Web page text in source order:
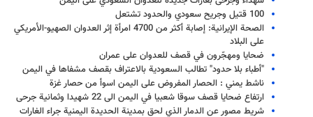
100 قتيل وجريح سعودي والحدود تشتعل
الصحة الإيرانية: إصابة أكثر من 4700 امرأة إثر العدوان الصهيو-الأمريكي
على البلاد
ضحايا ومهجّرون في قصف للعدوان على عمران
"أطباء بلا حدود" تطالب السعودية بالاعتراف بقصف مشفاها في اليمن
ناشط يمني : الحصار المفروض على اليمن اسوأ من حصار غزة
ارتفاع ضحايا قصف سوقا شعبيا في اليمن الى 22 شهيدا وثمانية جرحى
شريط مصور عن الدمار الذي لحق بمدينة الحديدة اليمنية جراء الغارات